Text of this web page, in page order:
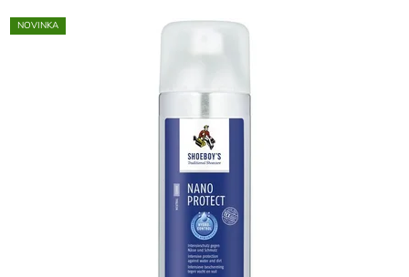
NOVINKA